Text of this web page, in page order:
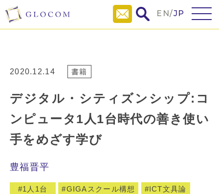
EN/JP
2020.12.14 書籍
デジタル・シティズンシップ:コ
ンピュータ1人1台時代の善き使い
手をめざす学び
豊福晋平
1人1台 GIGAスクール構想
ICT文具論